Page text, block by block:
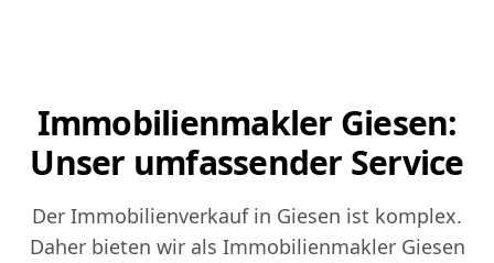
Immobilienmakler Giesen:
Unser umfassender Service
Der Immobilienverkauf in Giesen ist komplex.
Daher bieten wir als Immobilienmakler Giesen